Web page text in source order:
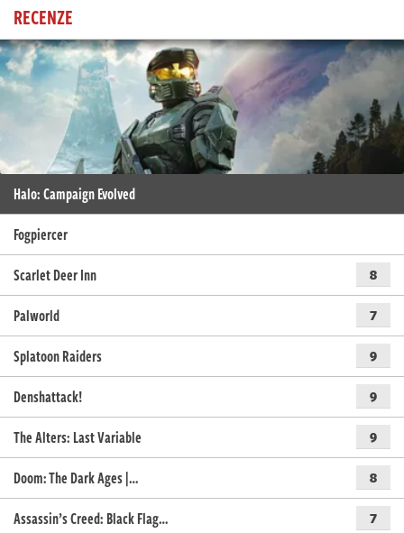
RECENZE
Halo: Campaign Evolved
Fogpiercer
Scarlet Deer Inn
8
Palworld 7
Splatoon Raiders 9
Denshattack! 9
The Alters: Last Variable 9
Doom: The Dark Ages |… 8
Assassin’s Creed: Black Flag… 7